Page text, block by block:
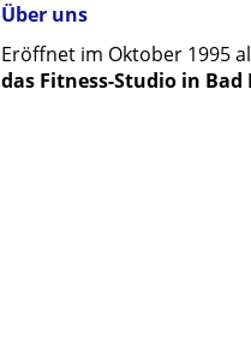
Über uns
Eröffnet im Oktober 1995
das Fitness-Studio in Bad